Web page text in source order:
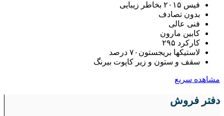
فیس ۲۰۱۵ بخاطر زیبایی
بدون تصادف
فنی عالی
کابین مارون
کارکرد ۲۹۵
لاستیکها بریجستون۷۰ درصد
سقف و ستون و زیر کاپوت بیرنگ
مشاهده سریع
دفتر فروش